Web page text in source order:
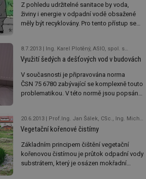
nákladné.
Z pohledu udržitelné sanitace by voda,
živiny i energie v odpadní vodě obsažené
měly být recyklovány. Pro tento přístup se
tak, aby pak její využití bylo co
nejekonomičtější, a z důvodu lepší
přiřazují barvy – color of water.
8.7.2013 Ing. Karel Plotěný, ASIO, spol. s r.o.
Využití šedých a dešťových vod v budovách
V současnosti je připravována norma
ČSN 75 6780 zabývající se komplexně touto
problematikou. V této normě jsou popsány
z anglické normy BS 8525-1 [1] a je
doplněna v duchu moderního přístupu
vody.
20.6.2013 Prof.Ing. Jan Šálek, CSc., Ing. Michal Kriška, PhD., Vysoké učení technické v Brně, Fakulta stavební, Ústav vodního hospodářství krajiny, Ing. Oldřich Pírek, Ing. Karel Plotěný, ASIO, spol. s r.o., Ing. Miloš Rozkošný, PhD., Výzkumný ústav vodohospodářský TGM, RNDr. Zdeňka Žáková, CSc., Biotes
Vegetační kořenové čistírny
Základním principem čištění vegetační
kořenovou čistírnou je průtok odpadní vody
substrátem, který je osázen mokřadní